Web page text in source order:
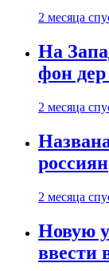
2 месяца
На
фон
2 месяца
россиян
2 месяца
Новую
ввести